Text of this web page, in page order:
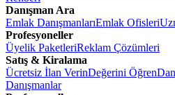
Danışman Ara
Emlak DanışmanlarıEmlak Ofisleri
Profesyoneller
Üyelik PaketleriReklam Çözümleri
Satış & Kiralama
Ücretsiz İlan VerinDeğerini Öğren
Danışmanlar